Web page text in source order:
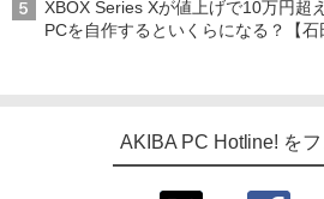
XBOX Series Xが値上げで10万円超
PCを自作するといくらになる？【石
AKIBA PC Hotline! を